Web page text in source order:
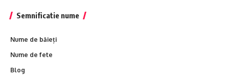
Semnificatie nume
Nume de băieți
Nume de fete
Blog